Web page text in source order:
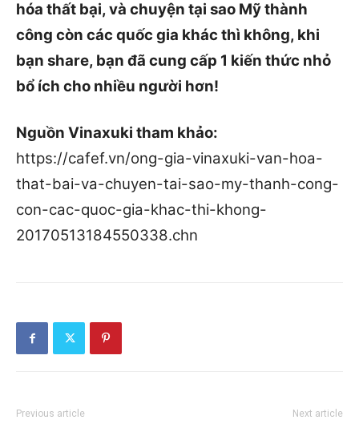
hóa thất bại, và chuyện tại sao Mỹ thành
công còn các quốc gia khác thì không, khi
bạn share, bạn đã cung cấp 1 kiến thức nhỏ
bổ ích cho nhiều người hơn!
Nguồn Vinaxuki tham khảo:
https://cafef.vn/ong-gia-vinaxuki-van-hoa-
that-bai-va-chuyen-tai-sao-my-thanh-cong-
con-cac-quoc-gia-khac-thi-khong-
20170513184550338.chn
Previous article Next article